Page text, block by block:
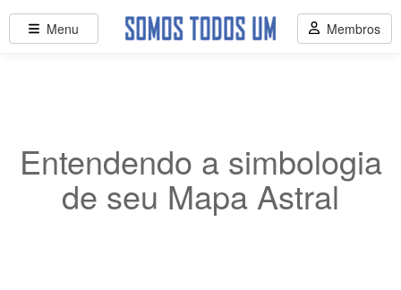
Entendendo a simbologia
de seu Mapa Astral
Menu Membros